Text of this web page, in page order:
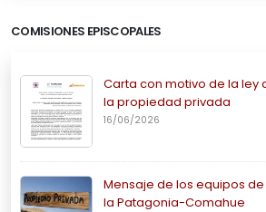
COMISIONES EPISCOPALES
Carta con motivo de la ley
la propiedad privada
16/06/2026
Mensaje de los equipos
la Patagonia-Comahue